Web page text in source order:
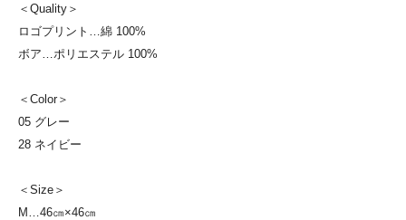
＜Quality＞
ロゴプリント…綿 100%
ボア…ポリエステル 100%
＜Color＞
05 グレー
28 ネイビー
＜Size＞
M…46㎝×46㎝